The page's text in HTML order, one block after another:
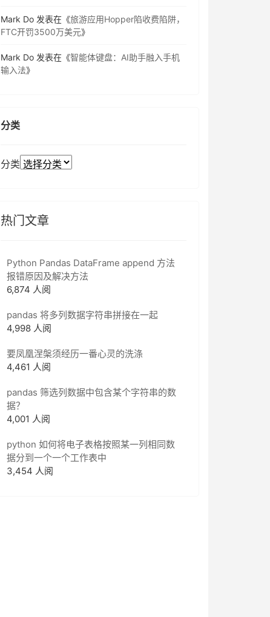
Mark Do 发表在《旅游应用Hopper陷收费陷阱，
FTC开罚3500万美元》
Mark Do 发表在《智能体键盘：AI助手融入手机
输入法》
分类
分类
热门文章
Python Pandas DataFrame append 方法
报错原因及解决方法
6,874 人阅
pandas 将多列数据字符串拼接在一起
4,998 人阅
要凤凰涅槃须经历一番心灵的洗涤
4,461 人阅
pandas 筛选列数据中包含某个字符串的数
据？
4,001 人阅
python 如何将电子表格按照某一列相同数
据分到一个一个工作表中
3,454 人阅